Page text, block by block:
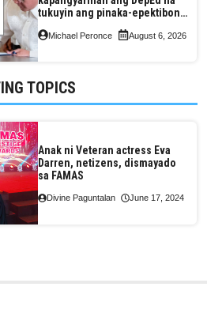
tukuyin ang pinaka-epektibong
Michael Peronce August 6, 2026
TOPICS
Anak ni Veteran actress Eva
Darren, netizens, dismayado
sa FAMAS
Divine Paguntalan June 17, 2024